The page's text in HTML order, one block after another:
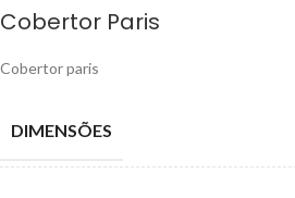
Cobertor Paris
Cobertor paris
DIMENSÕES